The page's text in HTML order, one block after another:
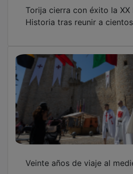
GUADA TV MEDIA
PUBLICIDAD